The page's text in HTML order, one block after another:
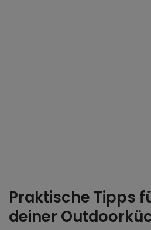
Praktische Tipps
deiner